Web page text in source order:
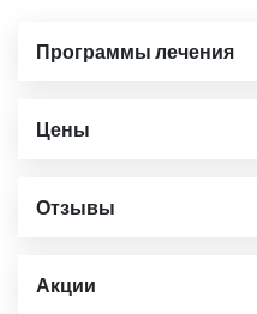
Программы лечения
Цены
Отзывы
Акции